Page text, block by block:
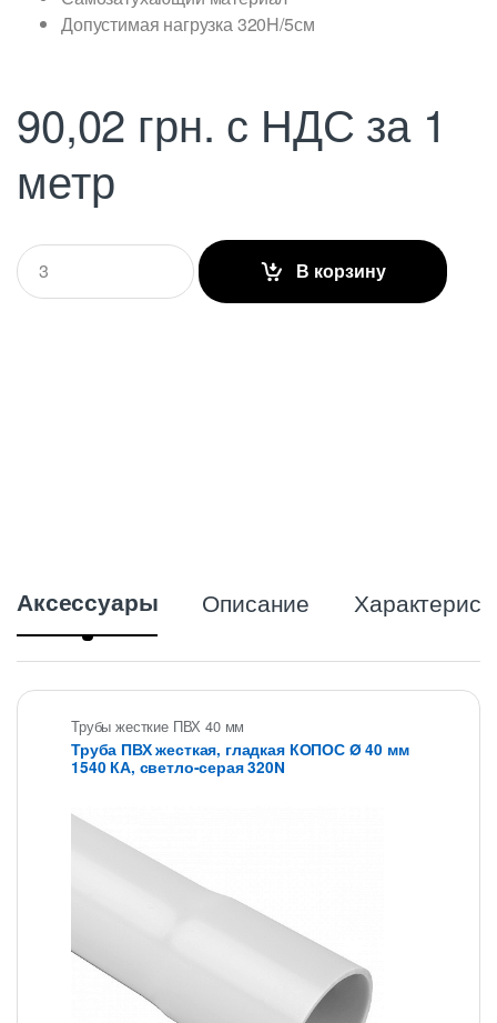
Допустимая нагрузка 320H/5см
90,02 грн. с НДС за 1
метр
Q
u
a
В корзину
Аксессуары Описание
Трубы жесткие ПВХ 40 мм
Труба ПВХ жесткая, гладкая КОПОС Ø 40 мм
1540 КА, светло-серая 320N